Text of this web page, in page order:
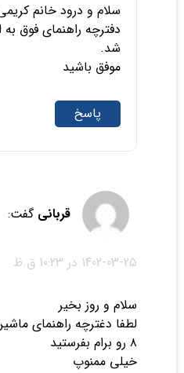
سلام و درود خانم
دفترچه راهنمای فوق
شد.
موفق باشید
پاسخ
قربانی گفت:
1402-03-25 در 10:23 ق.ظ
سلام و روز بخیر
لطفا دغترچه راهنمای
۸ رو برام بفرستید
خیلی ممنوپ